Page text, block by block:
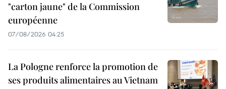
"carton jaune" de la Commission
européenne
07/08/2026 04:25
La Pologne renforce la promotion de
ses produits alimentaires au Vietnam